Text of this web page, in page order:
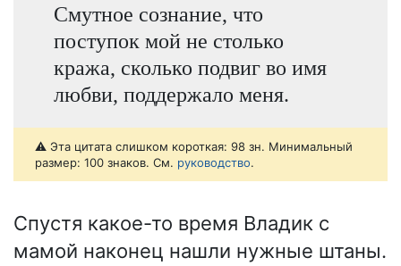
Смутное сознание, что
поступок мой не столько
кража, сколько подвиг во имя
любви, поддержало меня.
⚠️ Эта цитата слишком короткая: 98 зн. Минимальный
размер: 100 знаков. См. руководство.
Спустя какое-то время Владик с
мамой наконец нашли нужные штаны.